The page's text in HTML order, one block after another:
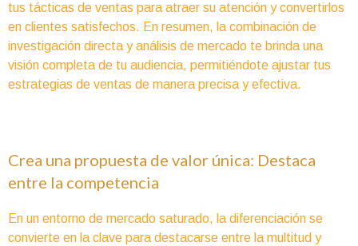
tus tácticas de ventas para atraer su atención y convertirlos
en clientes satisfechos. En resumen, la combinación de
investigación directa y análisis de mercado te brinda una
visión completa de tu audiencia, permitiéndote ajustar tus
estrategias de ventas de manera precisa y efectiva.
Crea una propuesta de valor única: Destaca
entre la competencia
En un entorno de mercado saturado, la diferenciación se
convierte en la clave para destacarse entre la multitud y